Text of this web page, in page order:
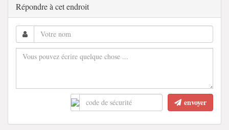
Répondre à cet endroit
envoyer